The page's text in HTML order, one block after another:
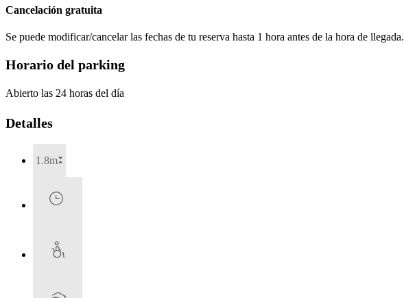
Cancelación gratuita
Se puede modificar/cancelar las fechas de tu reserva hasta 1 hora antes de la hora de llegada.
Horario del parking
Abierto las 24 horas del día
Detalles
1.8m